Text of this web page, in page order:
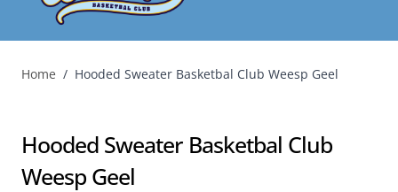
Home / Hooded Sweater Basketbal Club Weesp Geel
Hooded Sweater Basketbal Club
Weesp Geel